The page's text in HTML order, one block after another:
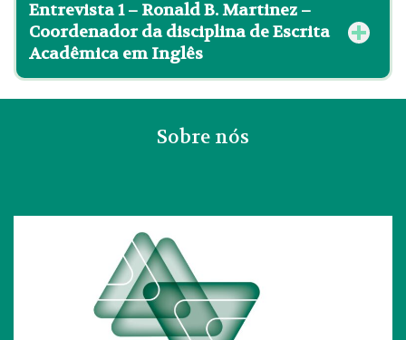
Entrevista 1 – Ronald B. Martinez –
Coordenador da disciplina de Escrita
Acadêmica em Inglês
Sobre nós